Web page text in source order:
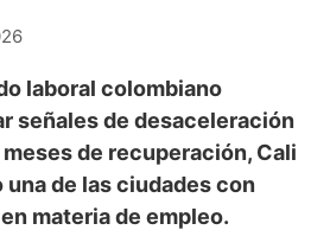
laboral colombiano
señales de desaceleración
de recuperación, Cali
de las ciudades con
materia de empleo.